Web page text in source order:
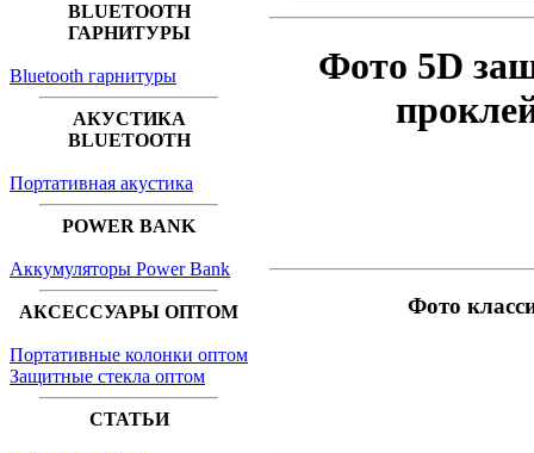
BLUETOOTH
ГАРНИТУРЫ
Bluetooth гарнитуры
АКУСТИКА
BLUETOOTH
Портативная акустика
POWER BANK
Аккумуляторы Power Bank
АКСЕССУАРЫ ОПТОМ
Портативные колонки оптом
Защитные стекла оптом
СТАТЬИ
Фото 5D
Фото